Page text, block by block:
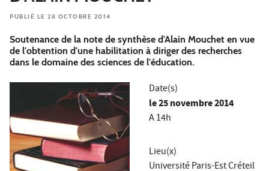
PUBLIÉ LE 28 OCTOBRE 2014
Soutenance de la note de synthèse d'Alain Mouchet en vue
de l'obtention d'une habilitation à diriger des recherches
dans le domaine des sciences de l'éducation.
Date(s)
le25 novembre 2014
A 14h
Lieu(x)
Université Paris-Est Créteil